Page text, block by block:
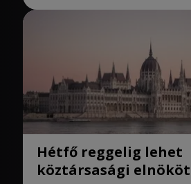
Hétfő reggelig lehet
köztársasági